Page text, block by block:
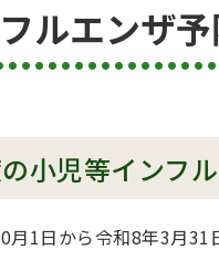
ルエンザ
小児等インフ
月1日から令和8年3月31